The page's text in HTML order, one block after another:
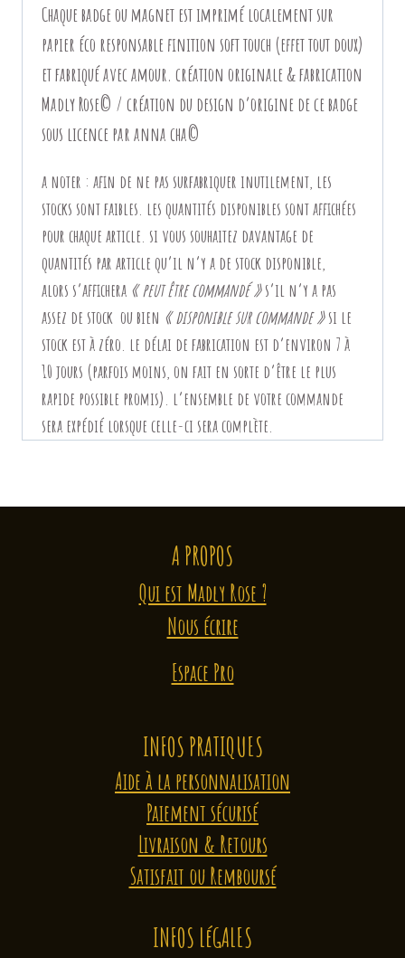
Chaque badge ou magnet est imprimé localement sur
papier éco responsable finition soft touch (effet tout doux)
et fabriqué avec amour. création originale & fabrication
Madly Rose© / création du design d’origine de ce badge
sous licence par anna cha©
a noter : afin de ne pas surfabriquer inutilement, les
stocks sont faibles. les quantités disponibles sont affichées
pour chaque article. si vous souhaitez davantage de
quantités par article qu’il n’y a de stock disponible,
alors s’affichera « peut être commandé »s’il n’y a pas
assez de stock ou bien « disponible sur commande »si le
stock est à zéro. le délai de fabrication est d’environ 7 à
10 jours (parfois moins, on fait en sorte d’être le plus
rapide possible promis). l’ensemble de votre commande
sera expédié lorsque celle-ci sera complète.
A PROPOS
Qui est Madly Rose ?
Nous écrire
Espace Pro
INFOS PRATIQUES
Aide à la personnalisation
Paiement sécurisé
Livraison & Retours
Satisfait ou Remboursé
INFOS LéGALES